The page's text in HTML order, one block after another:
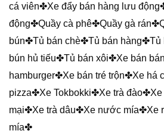
cá viên✤Xe đẩy bán hàng lưu
động✤Quầy cà phê✤Quầy gà
bún✤Tủ bán chè✤Tủ bán hàng✤Tủ
bún hủ tiếu✤Tủ bán xôi✤Xe bán
hamburger✤Xe bán tré trộn✤Xe há
pizza✤Xe Tokbokki✤Xe trà
mại✤Xe trà dâu✤Xe nước mía✤Xe
mía✤